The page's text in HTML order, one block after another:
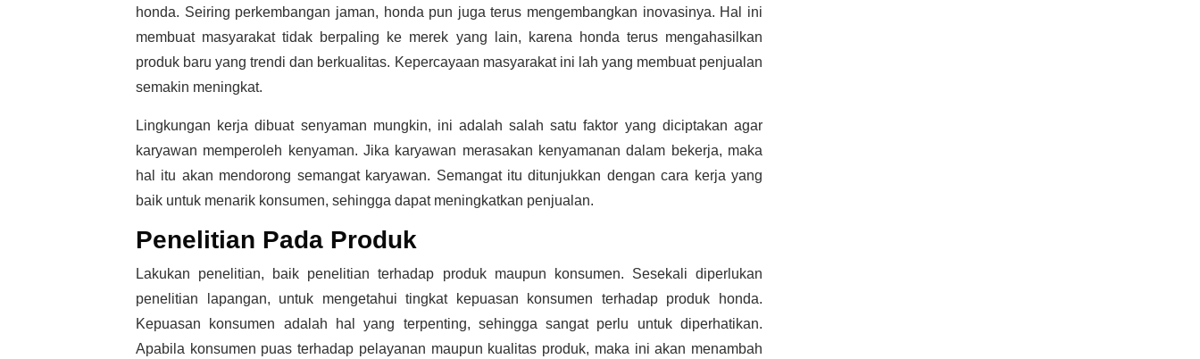
honda. Seiring perkembangan jaman, honda pun juga terus mengembangkan inovasinya. Hal ini
membuat masyarakat tidak berpaling ke merek yang lain, karena honda terus mengahasilkan
produk baru yang trendi dan berkualitas. Kepercayaan masyarakat ini lah yang membuat penjualan
semakin meningkat.
Lingkungan kerja dibuat senyaman mungkin, ini adalah salah satu faktor yang diciptakan agar
karyawan memperoleh kenyaman. Jika karyawan merasakan kenyamanan dalam bekerja, maka
hal itu akan mendorong semangat karyawan. Semangat itu ditunjukkan dengan cara kerja yang
baik untuk menarik konsumen, sehingga dapat meningkatkan penjualan.
Penelitian Pada Produk
Lakukan penelitian, baik penelitian terhadap produk maupun konsumen. Sesekali diperlukan
penelitian lapangan, untuk mengetahui tingkat kepuasan konsumen terhadap produk honda.
Kepuasan konsumen adalah hal yang terpenting, sehingga sangat perlu untuk diperhatikan.
Apabila konsumen puas terhadap pelayanan maupun kualitas produk, maka ini akan menambah